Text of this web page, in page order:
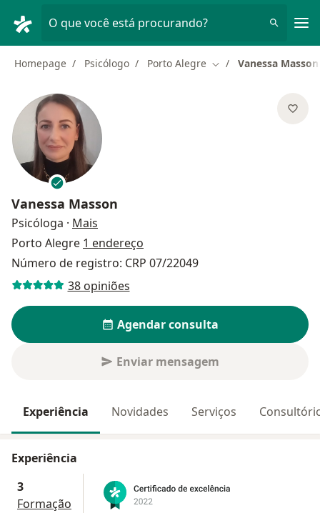
O que você está procurando?
Homepage Psicólogo Porto Alegre Mudar de cidade
Vanessa Masson
Vanessa Masson
Psicóloga · Mais
Porto Alegre 1 endereço
Número de registro: CRP 07/22049
38 opiniões
Agendar consulta
Enviar mensagem
Experiência Novidades Serviços
Experiência
3
Formação